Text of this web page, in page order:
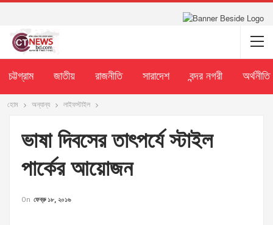
চট্টগ্রাম জাতীয় রাজনীতি সারাদেশ বন্দর নগরী অর্থনীতি
হোম অন্যান্য লাইফস্টাইল
ভাষা দিবসের তাৎপর্যে স্টাইল
পার্কের আয়োজন
On ফেব্রু ১৮, ২০১৬